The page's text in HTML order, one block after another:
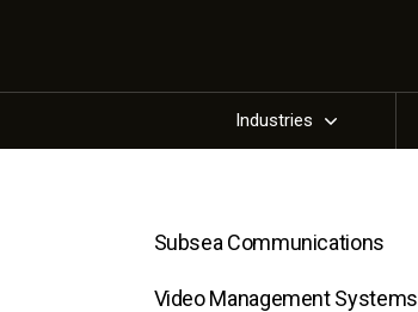
Industries
Subsea Communications
Video Management Systems